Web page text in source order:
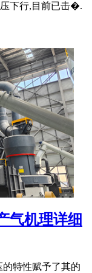
下行,目前已击�.
气机理详细
的特性赋予了其的